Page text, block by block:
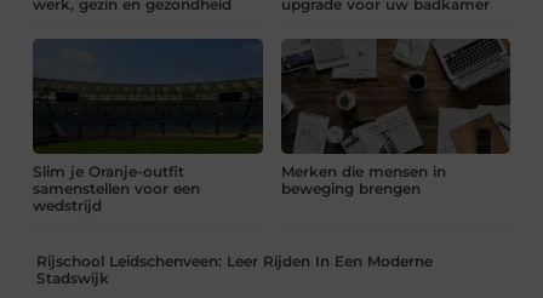
werk, gezin en gezondheid
upgrade voor uw badkamer
Slim je Oranje-outfit
samenstellen voor een
wedstrijd
Merken die mensen in
beweging brengen
Rijschool Leidschenveen: Leer Rijden In Een Moderne
Stadswijk